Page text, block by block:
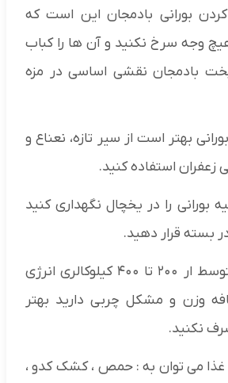
بورانی بادمجان این است که
وجه سرخ نکنید و آن ها را کباب
بادمجان نقشی اساسی در مزه
بهتر است از سیر تازه، نعناع و
استفاده کنید.
بورانی را در یخچال نگهداری کنید
بسته قرار دهید.
این غذا به طور متوسط ار ۲۰۰ تا ۴۰۰ کیلوکالری انرژی
وزن و مشکل چربی دارید بهتر
نکنید.
غذا می توان به : حمص ، کشک کدو ،